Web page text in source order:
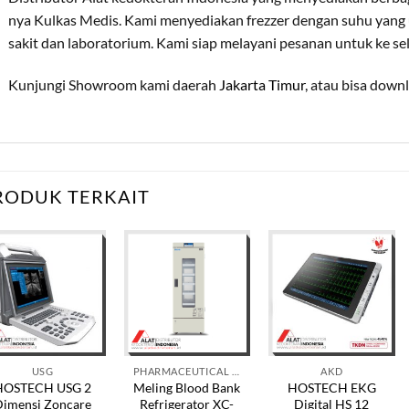
nya Kulkas Medis. Kami menyediakan frezzer dengan suhu
sakit dan laboratorium. Kami siap melayani pesanan untuk ke
Kunjungi Showroom kami daerah Jakarta Timur, atau bisa
TERKAIT
USG
USG 2
Zoncare
Meling Blood Bank
Refrigerator XC-
AKD
HOSTECH EKG
Digital HS 12